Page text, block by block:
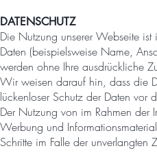
DATENSCHUTZ
Die Nutzung unserer Webseite
Daten (beispielsweise Name,
werden ohne Ihre ausdrückliche
Wir weisen darauf hin, dass die
lückenloser Schutz der Daten vor
Der Nutzung von im Rahmen der
Werbung und
Schritte im Falle der